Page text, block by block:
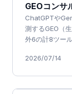
GEOコンサ
ChatGPTや
測するGEO（
外6の計8ツー
2026/07/14